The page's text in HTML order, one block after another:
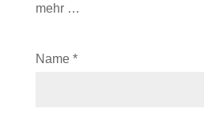
mehr …
Name *